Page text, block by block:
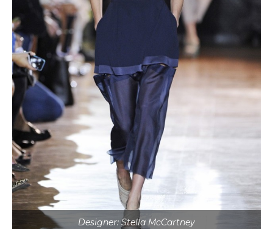
Designer: Stella McCartney